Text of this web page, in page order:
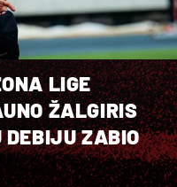
LIGE
ŽALGIRIS
DEBIJU ZABIO